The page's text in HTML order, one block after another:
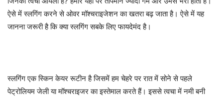
ऐसे में स्लगिंग करने से ओवर मॉश्चराइजेशन का खतरा बढ़ जाता है। ऐसे में यह
जानना जरूरी है कि क्या स्लगिंग सबके लिए फायदेमंद है।
स्लगिंग एक स्किन केयर रूटीन है जिसमें हम चेहरे पर रात में सोने से पहले
पेट्रोलियम जेली या मॉश्चराइजर का इस्तेमाल करते हैं। इससे त्वचा में नमी बनी